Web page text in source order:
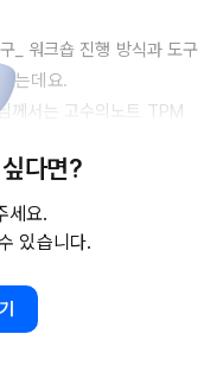
_ 워크숍 진행 방식과 도구
는데요.
께서는 고수의노트 TPM
등을 진솔하게 이야기해주
자의 경험, 평소 고민, 그
뿌듯해지는
다면?
세요.
있습니다.